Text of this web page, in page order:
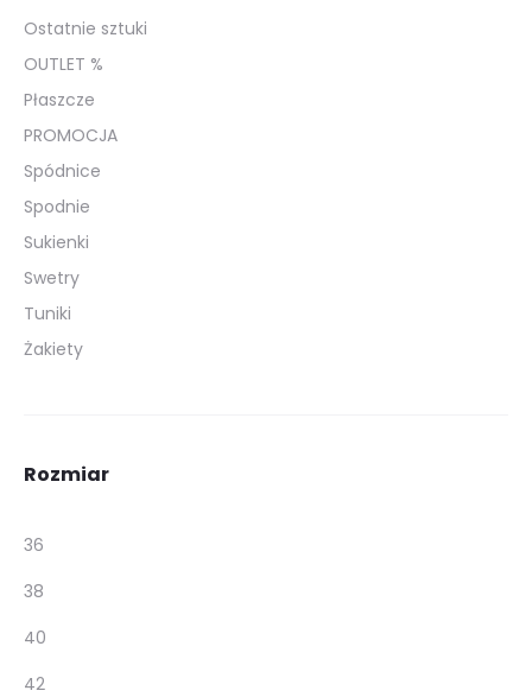
Ostatnie sztuki
OUTLET %
Płaszcze
PROMOCJA
Spódnice
Spodnie
Sukienki
Swetry
Tuniki
Żakiety
Rozmiar
36
38
40
42